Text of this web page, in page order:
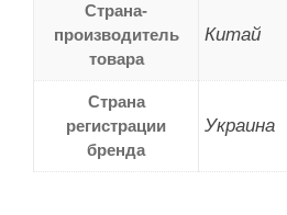
Страна-
производитель
товара
Китай
Страна
регистрации
бренда
Украина